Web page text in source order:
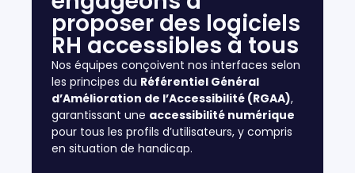
proposer des logiciels
RH accessibles à tous
Nos équipes conçoivent nos interfaces selon
les principes du Référentiel Général
d’Amélioration de l’Accessibilité (RGAA),
garantissant une accessibilité numérique
pour tous les profils d’utilisateurs, y compris
en situation de handicap.